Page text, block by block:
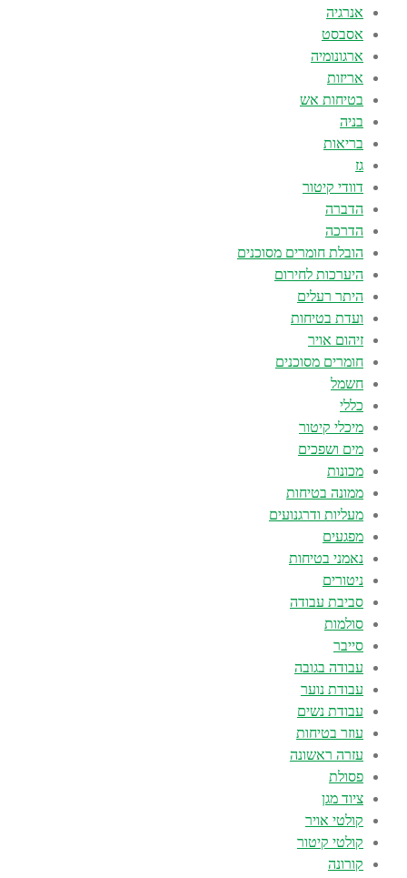
אנרגיה
אסבסט
ארגונומיה
אריזות
בטיחות אש
בניה
בריאות
גז
דוודי קיטור
הדברה
הדרכה
הובלת חומרים מסוכנים
היערכות לחירום
היתר רעלים
ועדת בטיחות
זיהום אויר
חומרים מסוכנים
חשמל
כללי
מיכלי קיטור
מים ושפכים
מכונות
ממונה בטיחות
מעליות ודרגנועים
מפגעים
נאמני בטיחות
ניטורים
סביבת עבודה
סולמות
סייבר
עבודה בגובה
עבודת נוער
עבודת נשים
עוזר בטיחות
עזרה ראשונה
פסולת
ציוד מגן
קולטי אויר
קולטי קיטור
קורונה